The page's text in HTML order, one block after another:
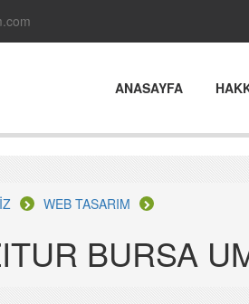
ANASAYFA
WEB TASARIM
BURSA